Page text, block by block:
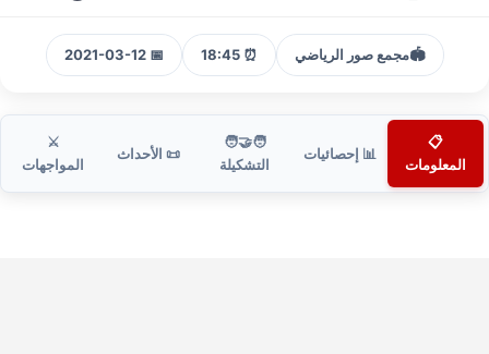
🏟️مجمع صور الرياضي ⏰ 18:45
📅 2021-03-12
📋
المعلومات
📊 إحصائيات
🧑‍🤝‍🧑
التشكيلة
📜 الأحداث
⚔️
المواجهات